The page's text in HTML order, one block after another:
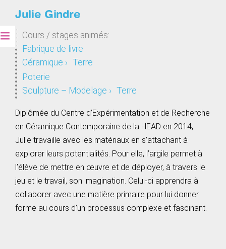
Julie Gindre
Cours / stages animés:
Fabrique de livre
Céramique › Terre
Poterie
Sculpture – Modelage › Terre
Diplômée du Centre d’Expérimentation et de Recherche
en Céramique Contemporaine de la HEAD en 2014,
Julie travaille avec les matériaux en s’attachant à
explorer leurs potentialités. Pour elle, l’argile permet à
l’élève de mettre en œuvre et de déployer, à travers le
jeu et le travail, son imagination. Celui-ci apprendra à
collaborer avec une matière primaire pour lui donner
forme au cours d’un processus complexe et fascinant.